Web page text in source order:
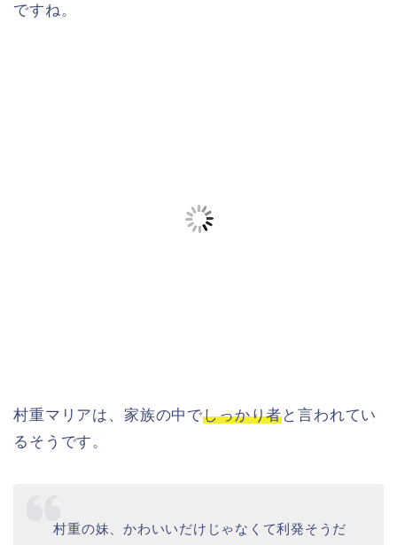
ですね。
村重マリアは、家族の中でしっかり者と言われてい
るそうです。
村重の妹、かわいいだけじゃなくて利発そうだ